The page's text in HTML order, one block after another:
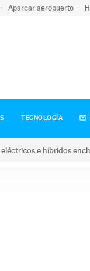
Aparcar aeropuerto
TECNOLOGÍA
e híbridos